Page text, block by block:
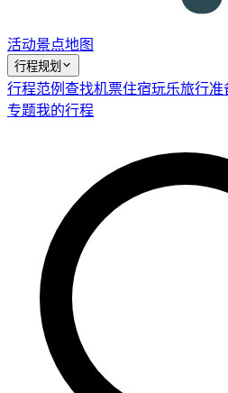
活动景点地图
行程规划
行程范例 查找机票住宿玩乐旅行准
专题我的行程